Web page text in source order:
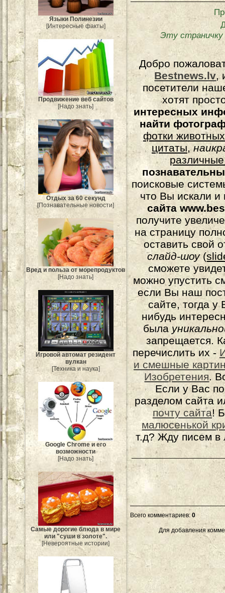
Языки Полинезии
[Интересные факты]
Продвижение веб сайтов
[Надо знать]
Отдых за 60 секунд
[Познавательные новости]
Вред и польза от морепродуктов
[Надо знать]
Игровой автомат резидент
вулкан
[Техника и наука]
Google Chrome и его
возможности
[Надо знать]
Самые дорогие блюда в мире
или "суши в золоте".
[Невероятные истории]
Эту
Добро
Bestnews.lv,
посетители
хотят
интересных
найти
фотки животных
цитаты,
поисковые
что Вы искали и
сайта
получите
на страницу
оставить свой
слайд-шоу(
сможете
можно упустить
если Вы наш
сайте, тогда у
нибудь
была
запрещается.
перечислить их -
и смешные
Изобретения.
Если у Вас
разделом сайта
почту сайта!
малюсенькой
т.д? Жду писем в
Всего комментариев: 0
Для добавления